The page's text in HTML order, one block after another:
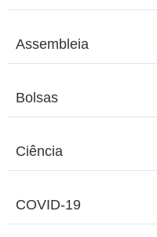
Assembleia
Bolsas
Ciência
COVID-19